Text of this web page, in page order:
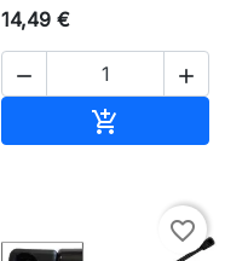
14,49 €
 

favorite_border